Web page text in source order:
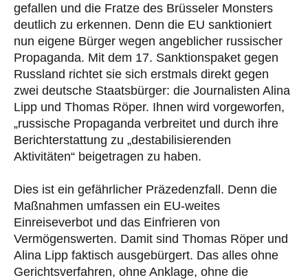
gefallen und die Fratze des Brüsseler Monsters
deutlich zu erkennen. Denn die EU sanktioniert
nun eigene Bürger wegen angeblicher russischer
Propaganda. Mit dem 17. Sanktionspaket gegen
Russland richtet sie sich erstmals direkt gegen
zwei deutsche Staatsbürger: die Journalisten Alina
Lipp und Thomas Röper. Ihnen wird vorgeworfen,
„russische Propaganda verbreitet und durch ihre
Berichterstattung zu „destabilisierenden
Aktivitäten“ beigetragen zu haben.
Dies ist ein gefährlicher Präzedenzfall. Denn die
Maßnahmen umfassen ein EU-weites
Einreiseverbot und das Einfrieren von
Vermögenswerten. Damit sind Thomas Röper und
Alina Lipp faktisch ausgebürgert. Das alles ohne
Gerichtsverfahren, ohne Anklage, ohne die